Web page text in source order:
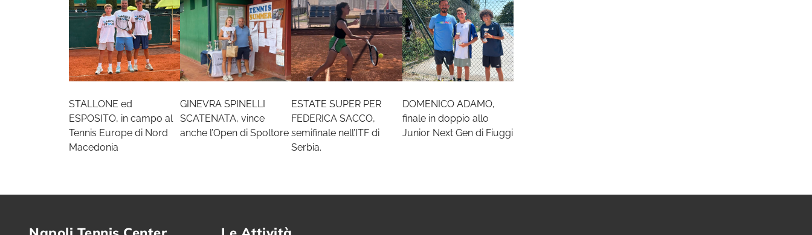
STALLONE ed
ESPOSITO, in campo al
Tennis Europe di Nord
Macedonia
GINEVRA SPINELLI
SCATENATA, vince
anche l’Open di Spoltore
ESTATE SUPER PER
FEDERICA SACCO,
semifinale nell’ITF di
Serbia.
DOMENICO ADAMO,
finale in doppio allo
Junior Next Gen di Fiuggi